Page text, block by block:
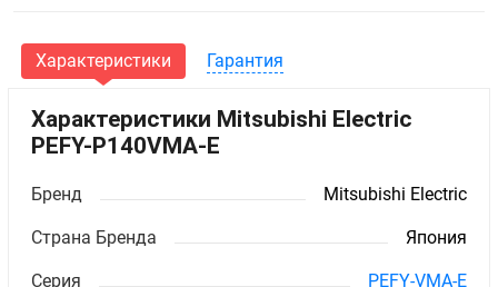
Характеристики Гарантия
Характеристики Mitsubishi Electric
PEFY-P140VMA-E
Бренд Mitsubishi Electric
Страна Бренда Япония
Серия PEFY-VMA-E